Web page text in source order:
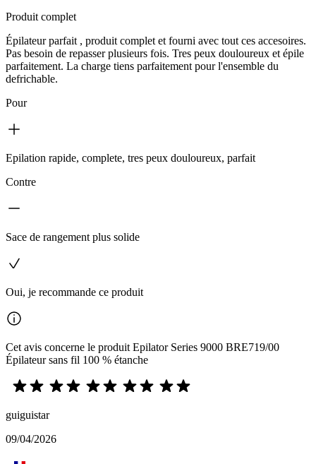
Produit complet
Épilateur parfait , produit complet et fourni avec tout ces accesoires.
Pas besoin de repasser plusieurs fois. Tres peux douloureux et épile
parfaitement. La charge tiens parfaitement pour l'ensemble du
defrichable.
Pour
Epilation rapide, complete, tres peux douloureux, parfait
Contre
Sace de rangement plus solide
Oui, je recommande ce produit
Cet avis concerne le produit Epilator Series 9000 BRE719/00
Épilateur sans fil 100 % étanche
guiguistar
09/04/2026